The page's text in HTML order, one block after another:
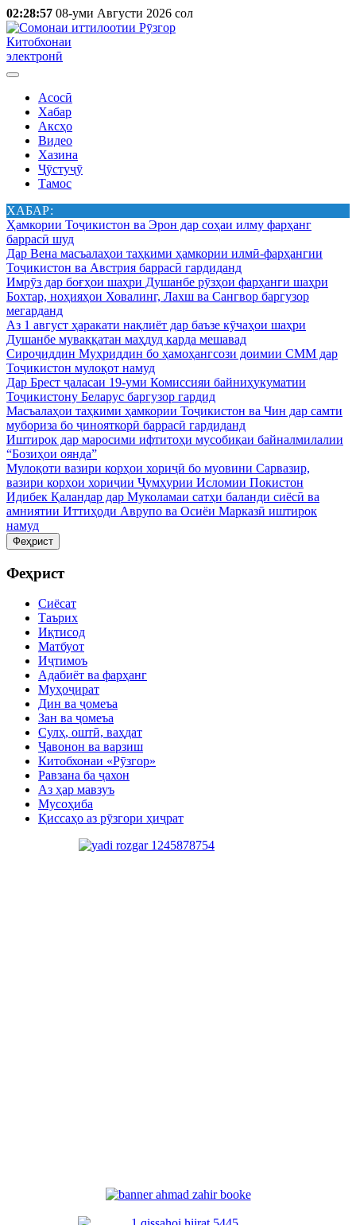
02:28:57 08-уми Августи 2026 сол
Китобхонаи
электронӣ
Асосӣ
Хабар
Аксҳо
Видео
Хазина
Ҷӯстуҷӯ
Тамос
ХАБАР:
Ҳамкории Тоҷикистон ва Эрон дар соҳаи илму фарҳанг
баррасӣ шуд
Дар Вена масъалаҳои таҳкими ҳамкории илмӣ-фарҳангии
Тоҷикистон ва Австрия баррасӣ гардиданд
Имрӯз дар боғҳои шаҳри Душанбе рӯзҳои фарҳанги шаҳри
Бохтар, ноҳияҳои Ховалинг, Лахш ва Сангвор баргузор
мегарданд
Аз 1 август ҳаракати нақлиёт дар баъзе кӯчаҳои шаҳри
Душанбе муваққатан маҳдуд карда мешавад
Сироҷиддин Муҳриддин бо ҳамоҳангсози доимии СММ дар
Тоҷикистон мулоқот намуд
Дар Брест ҷаласаи 19-уми Комиссияи байниҳукуматии
Тоҷикистону Беларус баргузор гардид
Масъалаҳои таҳкими ҳамкории Тоҷикистон ва Чин дар самти
мубориза бо ҷинояткорӣ баррасӣ гардиданд
Иштирок дар маросими ифтитоҳи мусобиқаи байналмилалии
“Бозиҳои оянда”
Мулоқоти вазири корҳои хориҷӣ бо муовини Сарвазир,
вазири корҳои хориҷии Ҷумҳурии Исломии Покистон
Идибек Қаландар дар Муколамаи сатҳи баланди сиёсӣ ва
амниятии Иттиҳоди Аврупо ва Осиёи Марказӣ иштирок
намуд
Феҳрист
Феҳрист
Сиёсат
Таърих
Иқтисод
Матбуот
Иҷтимоъ
Адабиёт ва фарҳанг
Муҳоҷират
Дин ва ҷомеъа
Зан ва ҷомеъа
Сулҳ, оштӣ, ваҳдат
Ҷавонон ва варзиш
Китобхонаи «Рӯзгор»
Равзана ба ҷахон
Аз ҳар мавзуъ
Мусоҳиба
Қиссаҳо аз рӯзгори ҳиҷрат